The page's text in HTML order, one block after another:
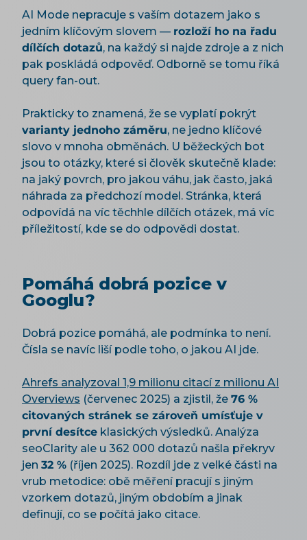
AI Mode nepracuje s vaším dotazem jako s
jedním klíčovým slovem — rozloží ho na řadu
dílčích dotazů, na každý si najde zdroje a z nich
pak poskládá odpověď. Odborně se tomu říká
query fan-out.
Prakticky to znamená, že se vyplatí pokrýt
varianty jednoho záměru, ne jedno klíčové
slovo v mnoha obměnách. U běžeckých bot
jsou to otázky, které si člověk skutečně klade:
na jaký povrch, pro jakou váhu, jak často, jaká
náhrada za předchozí model. Stránka, která
odpovídá na víc těchhle dílčích otázek, má víc
příležitostí, kde se do odpovědi dostat.
Pomáhá dobrá pozice v
Googlu?
Dobrá pozice pomáhá, ale podmínka to není.
Čísla se navíc liší podle toho, o jakou AI jde.
Ahrefs analyzoval 1,9 milionu citací z milionu AI
Overviews (červenec 2025) a zjistil, že 76 %
citovaných stránek se zároveň umísťuje v
první desítce klasických výsledků. Analýza
seoClarity ale u 362 000 dotazů našla překryv
jen 32 % (říjen 2025). Rozdíl jde z velké části na
vrub metodice: obě měření pracují s jiným
vzorkem dotazů, jiným obdobím a jinak
definují, co se počítá jako citace.